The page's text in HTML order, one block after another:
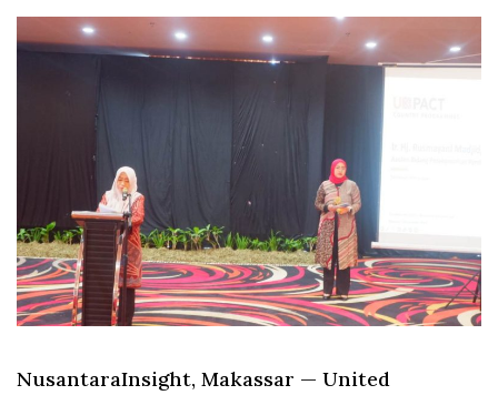
NusantaraInsight, Makassar — United